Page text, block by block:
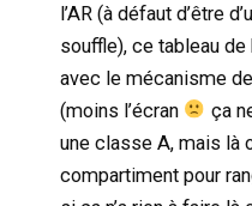
l’AR (à défaut d’être
souffle), ce tableau
avec le mécanisme
(moins l’écran
ça
une classe A, mais là
compartiment pour